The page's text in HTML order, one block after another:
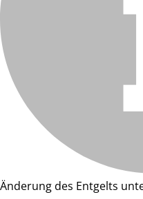
Änderung des Entgelts